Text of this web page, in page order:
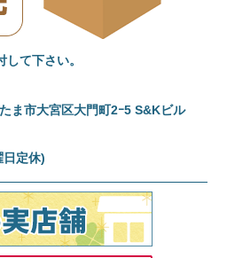
て下さい。
ま市大宮区大門町2ｰ5 S&Kビル
定休)